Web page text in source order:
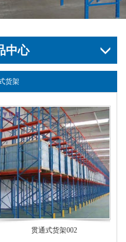
中心
货架
贯通式货架002